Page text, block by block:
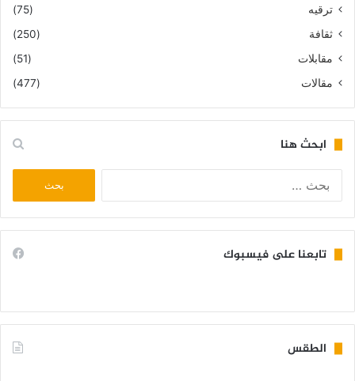
ترقيه
(75)
ثقافة
(250)
مقابلات
(51)
مقالات
(477)
ابحث هنا
تابعنا على فيسبوك
الطقس